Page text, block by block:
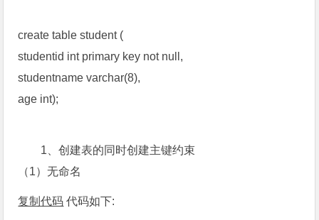
create table student (
studentid int primary key not null,
studentname varchar(8),
age int);
1、创建表的同时创建主键约束
（1）无命名
复制代码 代码如下: